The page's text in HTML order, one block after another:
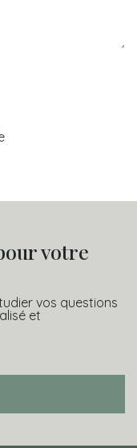
votre
vos questions
et